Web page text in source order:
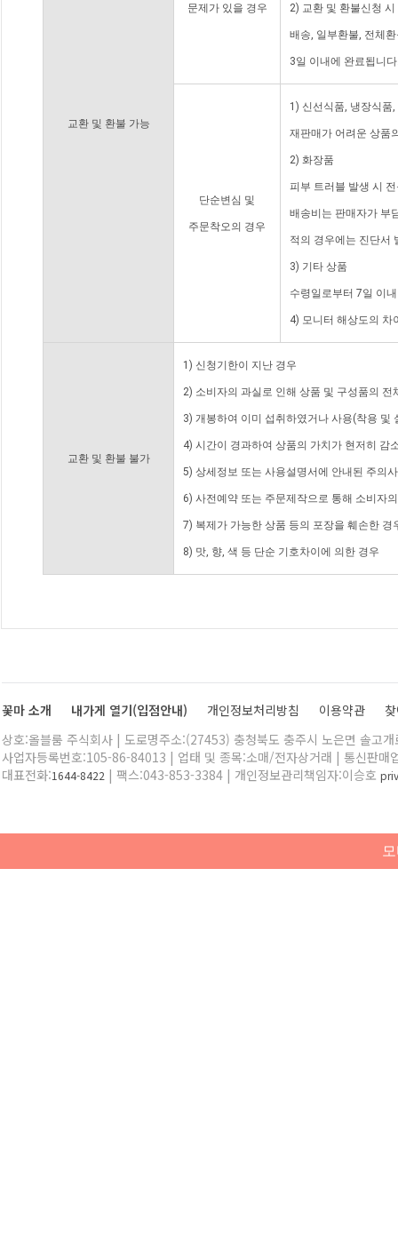
교환 및 환불 가능
문제가 있을 경우 2) 교환 및 환불신청
배송, 일부환불, 전체
3일 이내에 완료됩니
단순변심 및
주문착오의 경우
1) 신선식품, 냉장식품
재판매가 어려운 상품
2) 화장품
피부 트러블 발생 시
배송비는 판매자가 부
적의 경우에는 진단서
3) 기타 상품
수령일로부터 7일 이
4) 모니터 해상도의 차
교환 및 환불 불가
1) 신청기한이 지난 경우
2) 소비자의 과실로 인해 상품 및 구성품의
3) 개봉하여 이미 섭취하였거나 사용(착용 및
4) 시간이 경과하여 상품의 가치가 현저히 감
5) 상세정보 또는 사용설명서에 안내된 주의
6) 사전예약 또는 주문제작으로 통해 소비자
7) 복제가 가능한 상품 등의 포장을 훼손한 경
8) 맛, 향, 색 등 단순 기호차이에 의한 경우
꽃마 소개 내가게 열기(입점안내) 개인정보처리방침 이용약관
상호:올블룸 주식회사 | 도로명주소:(27453) 충청북도 충주시 노은면 솔고
사업자등록번호:105-86-84013 | 업태 및 종목:소매/전자상거래 | 통신판매
대표전화:1644-8422 | 팩스:043-853-3384 | 개인정보관리책임자:이승호